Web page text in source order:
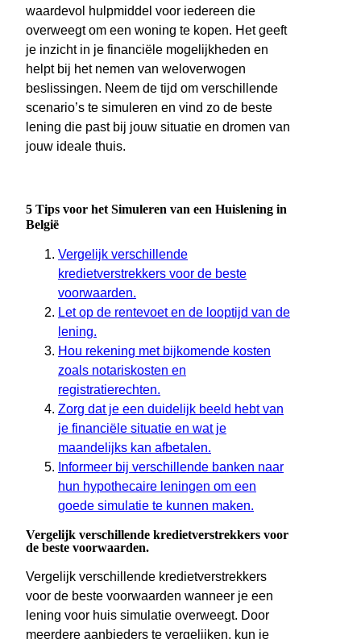
waardevol hulpmiddel voor iedereen die
overweegt om een woning te kopen. Het geeft
je inzicht in je financiële mogelijkheden en
helpt bij het nemen van weloverwogen
beslissingen. Neem de tijd om verschillende
scenario’s te simuleren en vind zo de beste
lening die past bij jouw situatie en dromen van
jouw ideale thuis.
5 Tips voor het Simuleren van een Huislening in
België
Vergelijk verschillende
kredietverstrekkers voor de beste
voorwaarden.
Let op de rentevoet en de looptijd van de
lening.
Hou rekening met bijkomende kosten
zoals notariskosten en
registratierechten.
Zorg dat je een duidelijk beeld hebt van
je financiële situatie en wat je
maandelijks kan afbetalen.
Informeer bij verschillende banken naar
hun hypothecaire leningen om een
goede simulatie te kunnen maken.
Vergelijk verschillende kredietverstrekkers voor
de beste voorwaarden.
Vergelijk verschillende kredietverstrekkers
voor de beste voorwaarden wanneer je een
lening voor huis simulatie overweegt. Door
meerdere aanbieders te vergelijken, kun je